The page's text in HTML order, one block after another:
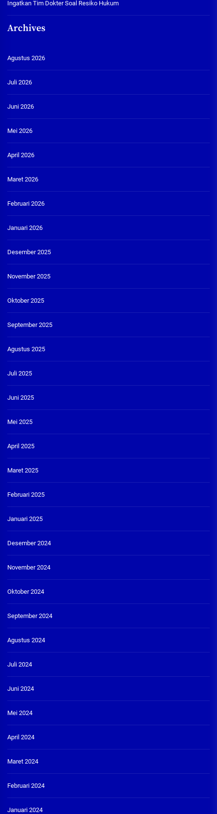
Ingatkan Tim Dokter Soal Resiko Hukum
Archives
Agustus 2026
Juli 2026
Juni 2026
Mei 2026
April 2026
Maret 2026
Februari 2026
Januari 2026
Desember 2025
November 2025
Oktober 2025
September 2025
Agustus 2025
Juli 2025
Juni 2025
Mei 2025
April 2025
Maret 2025
Februari 2025
Januari 2025
Desember 2024
November 2024
Oktober 2024
September 2024
Agustus 2024
Juli 2024
Juni 2024
Mei 2024
April 2024
Maret 2024
Februari 2024
Januari 2024